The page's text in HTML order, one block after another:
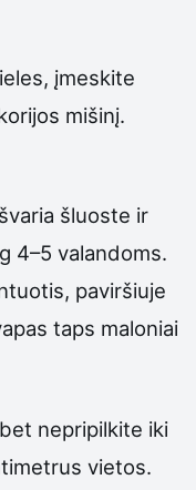
įmeskite
mišinį.
šluoste ir
4–5 valandoms.
paviršiuje
taps maloniai
nepripilkite iki
vietos.